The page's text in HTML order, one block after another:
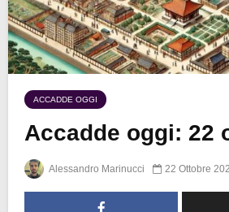
ACCADDE OGGI
Accadde oggi: 22
Alessandro Marinucci 22 Ottobre